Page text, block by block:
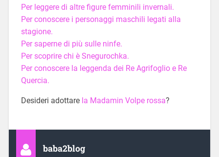
Per leggere di altre figure femminili invernali.
Per conoscere i personaggi maschili legati alla
stagione.
Per saperne di più sulle ninfe.
Per scoprire chi è Snegurochka.
Per conoscere la leggenda dei Re Agrifoglio e Re
Quercia.
Desideri adottare la Madamin Volpe rossa?
baba2blog